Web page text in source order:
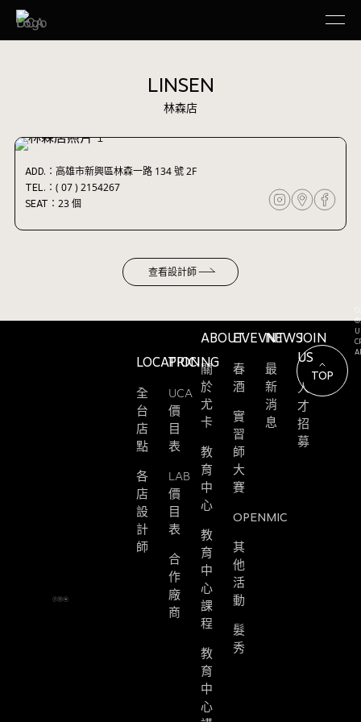
LINSEN
林森店
ADD.： 高雄市新興區林森一路 134 號 2F
TEL.： ( 07 ) 2154267
SEAT： 23 個
查看設計師
LOCATION
全
台
店
點
各
店
設
計
師
PRICING
UCA
價
目
表
LAB
價
目
表
合
作
廠
商
ABOUT
關
於
尤
卡
教
育
中
心
教
育
中
心
課
程
教
育
中
心
EVEVNT
春
酒
實
習
師
大
賽
OPENMIC
其
他
活
動
髮
秀
NEWS
最
新
消
息
JOIN
US
人
才
招
募
TOP